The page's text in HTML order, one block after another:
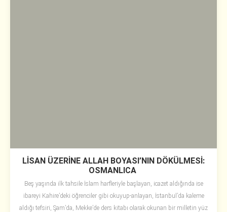
LİSAN ÜZERİNE ALLAH BOYASI’NIN DÖKÜLMESİ:
OSMANLICA
Beş yaşında ilk tahsile İslam harfleriyle başlayan, icazet aldığında ise
ibareyi Kahire’deki öğrenciler gibi okuyup-anlayan, İstanbul’da kaleme
aldığı tefsiri, Şam’da, Mekke’de ders kitabı olarak okunan bir milletin yüz